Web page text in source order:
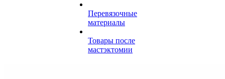
Перевязочные
материалы
Товары после
мастэктомии